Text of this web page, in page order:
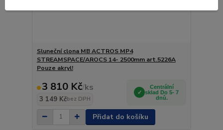
Sluneční clona MB ACTROS MP4
STREAMSPACE/AROCS 14- 2500mm art.5226A
Pouze akryl!
3 810 Kč/ks
3 149 Kčbez DPH
Centrální
sklad Do 5- 7
dnů.
Přidat do košíku